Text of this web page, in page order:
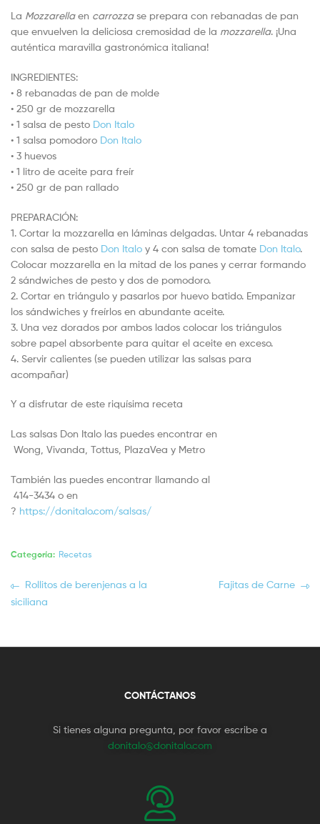
La Mozzarellaen carrozzase prepara con rebanadas de pan
que envuelven la deliciosa cremosidad de la mozzarella. ¡Una
auténtica maravilla gastronómica italiana!
INGREDIENTES:
• 8 rebanadas de pan de molde
• 250 gr de mozzarella
• 1 salsa de pesto Don Italo
• 1 salsa pomodoro Don Italo
• 3 huevos
• 1 litro de aceite para freír
• 250 gr de pan rallado
PREPARACIÓN:
1. Cortar la mozzarella en láminas delgadas. Untar 4 rebanadas
con salsa de pesto Don Italo y 4 con salsa de tomate Don Italo.
Colocar mozzarella en la mitad de los panes y cerrar formando
2 sándwiches de pesto y dos de pomodoro.
2. Cortar en triángulo y pasarlos por huevo batido. Empanizar
los sándwiches y freírlos en abundante aceite.
3. Una vez dorados por ambos lados colocar los triángulos
sobre papel absorbente para quitar el aceite en exceso.
4. Servir calientes (se pueden utilizar las salsas para
acompañar)
Y a disfrutar de este riquísima receta
Las salsas Don Italo las puedes encontrar en
Wong, Vivanda, Tottus, PlazaVea y Metro
También las puedes encontrar llamando al
414-3434 o en
? https://donitalo.com/salsas/
Categoría: Recetas
Rollitos de berenjenas a la
siciliana
Fajitas de Carne
CONTÁCTANOS
Si tienes alguna pregunta, por favor escribe a
donitalo@donitalo.com